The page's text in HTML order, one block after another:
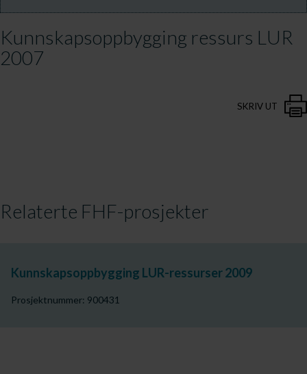
Kunnskapsoppbygging ressurs LUR
2007
SKRIV UT
Relaterte FHF-prosjekter
Kunnskapsoppbygging LUR-ressurser 2009
Prosjektnummer: 900431